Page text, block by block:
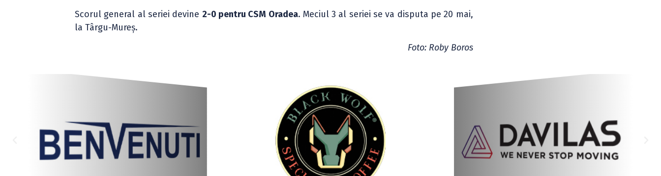
Scorul general al seriei devine 2-0 pentru CSM Oradea. Meciul 3 al seriei se va disputa pe 20 mai,
la Târgu-Mureș.
Foto: Roby Boros